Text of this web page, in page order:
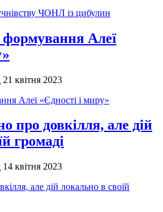
ЧОНЛ із цибулин
Алеї
21 квітня 2023
Алеї «Єдності і миру»
про довкілля, але дій
громаді
14 квітня 2023
але дій локально в своїй